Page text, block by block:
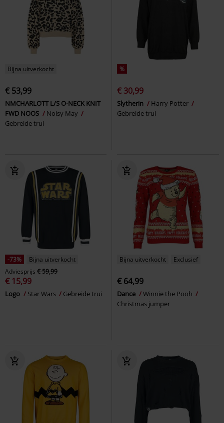
Bijna uitverkocht
€ 53,99
NMCHARLOTT L/S O-NECK KNIT
FWD NOOS
Noisy May
Gebreide trui
%
€ 30,99
Slytherin
Harry Potter
Gebreide trui
-73%
Bijna uitverkocht
Adviesprijs € 59,99
€ 15,99
Logo Star Wars Gebreide trui
Bijna uitverkocht Exclusief
€ 64,99
Dance
Winnie the Pooh
Christmas jumper